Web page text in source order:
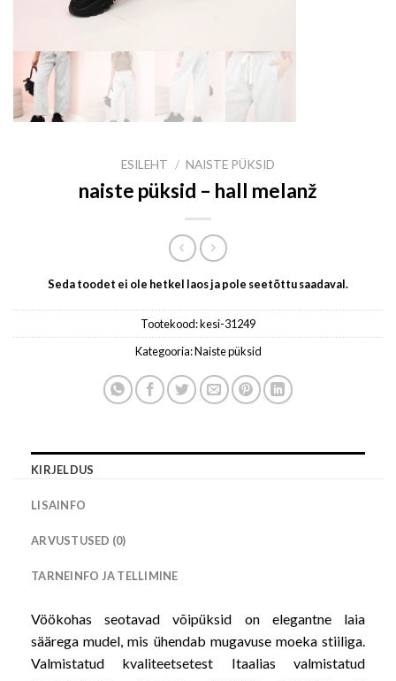
ESILEHT / NAISTE PÜKSID
naiste püksid – hall melanž
Seda toodet ei ole hetkel laos ja pole seetõttu saadaval.
Tootekood:kesi-31249
Kategooria:Naiste püksid
KIRJELDUS
LISAINFO
ARVUSTUSED (0)
TARNEINFO JA TELLIMINE
Vöökohas seotavad võipüksid on elegantne laia
säärega mudel, mis ühendab mugavuse moeka stiiliga.
Valmistatud kvaliteetsetest Itaalias valmistatud